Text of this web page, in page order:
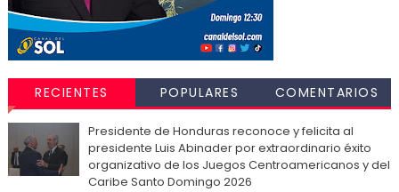
RECIENTES POPULARES COMENTARIOS
Presidente de Honduras reconoce y felicita al
presidente Luis Abinader por extraordinario éxito
organizativo de los Juegos Centroamericanos y del
Caribe Santo Domingo 2026